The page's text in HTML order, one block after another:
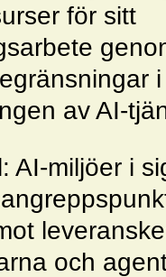
för sitt
i
av AI-
AI-miljöer i
och